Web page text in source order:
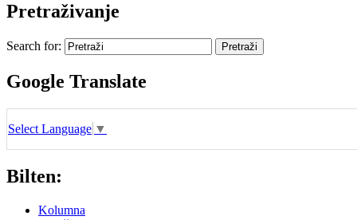
Pretraživanje
Search for:
Google Translate
Select Language ▼
Bilten:
Kolumna